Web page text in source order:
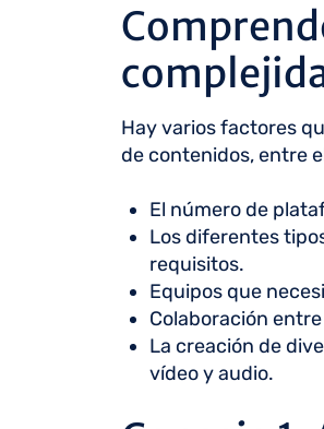
Hay varios factores
de contenidos, entre
El número de
Los diferentes
requisitos.
Equipos que
Colaboración
La creación de
vídeo y audio.